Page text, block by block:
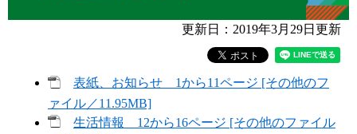
更新日：2019年3月29日更新
表紙、お知らせ 1から11ページ [その他のフ
ァイル／11.95MB]
生活情報 12から16ページ [その他のファイル